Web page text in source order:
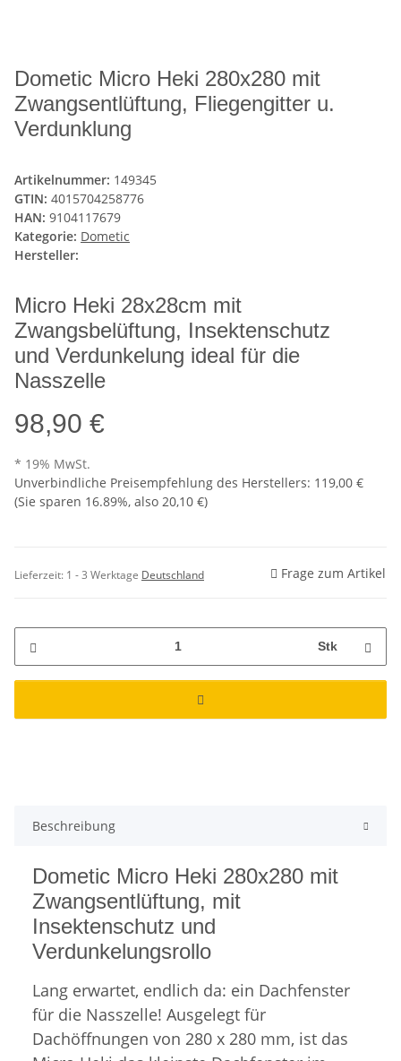
Dometic Micro Heki 280x280 mit
Zwangsentlüftung, Fliegengitter u.
Verdunklung
Artikelnummer: 149345
GTIN: 4015704258776
HAN: 9104117679
Kategorie: Dometic
Hersteller:
Micro Heki 28x28cm mit
Zwangsbelüftung, Insektenschutz
und Verdunkelung ideal für die
Nasszelle
98,90 €
* 19% MwSt.
Unverbindliche Preisempfehlung des Herstellers: 119,00 €
(Sie sparen 16.89%, also 20,10 €)
Lieferzeit: 1 - 3 Werktage Deutschland Frage zum Artikel
Stk
Beschreibung
Dometic Micro Heki 280x280 mit
Zwangsentlüftung, mit
Insektenschutz und
Verdunkelungsrollo
Lang erwartet, endlich da: ein Dachfenster
für die Nasszelle! Ausgelegt für
Dachöffnungen von 280 x 280 mm, ist das